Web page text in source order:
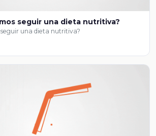
seguir una dieta nutritiva?
una dieta nutritiva?